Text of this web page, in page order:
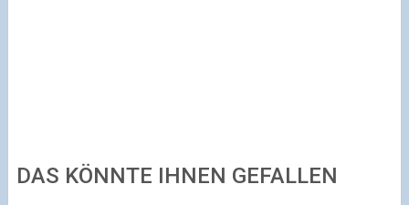
DAS KÖNNTE IHNEN GEFALLEN